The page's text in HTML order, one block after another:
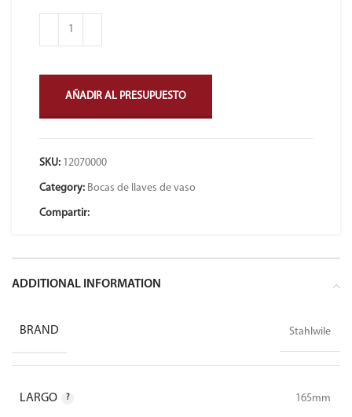
AÑADIR AL PRESUPUESTO
SKU: 12070000
Category: Bocas de llaves de vaso
Compartir:
ADDITIONAL INFORMATION
BRAND Stahlwile
LARGO 165mm